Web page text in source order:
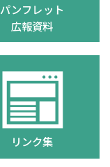
パンフレット
広報資料
リンク集